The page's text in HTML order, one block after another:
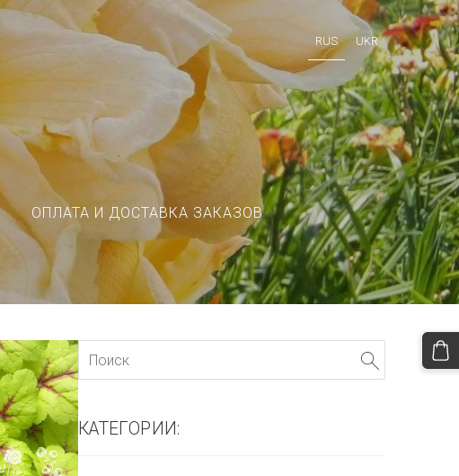
RUS UKR
ОПЛАТА И ДОСТАВКА ЗАКАЗОВ
КАТЕГОРИИ: